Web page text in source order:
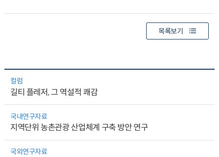
목록보기
컬럼
길티 플레저, 그 역설적 쾌감
국내연구자료
지역단위 농촌관광 산업체계 구축 방안 연구
국외연구자료